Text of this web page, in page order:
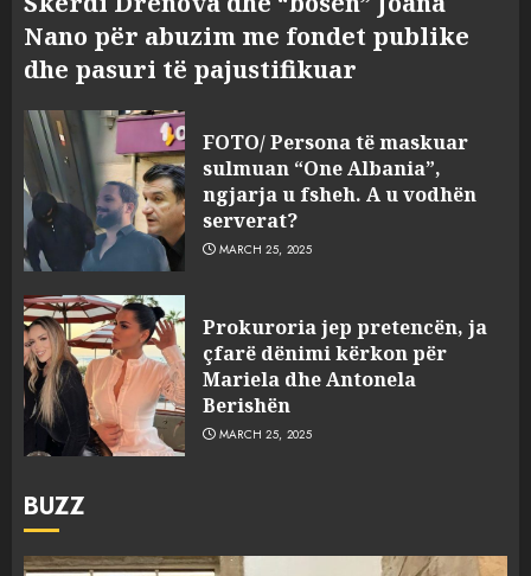
Nano për abuzim me fondet publike
dhe pasuri të pajustifikuar
FOTO/ Persona të maskuar
sulmuan “One Albania”,
ngjarja u fsheh. A u vodhën
serverat?
MARCH 25, 2025
Prokuroria jep pretencën, ja
çfarë dënimi kërkon për
Mariela dhe Antonela
Berishën
MARCH 25, 2025
BUZZ